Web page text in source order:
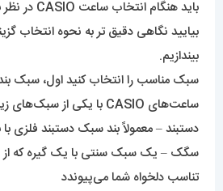
باید هنگام انتخاب ساعت CASIO در نظر بگیرید.
بیایید نگاهی دقیق تر به نحوه انتخاب
بیندازیم.
سبک مناسب را انتخاب کنید اول، سبک
ساعت‌های CASIO با یکی از سبک‌های زیر عرضه می‌شوند:
دستبند – معمولاً بند سبک دستبند فلزی
سگک – یک سبک سنتی با یک گیره که از
تناسب دلخواه شما می‌پیوندد